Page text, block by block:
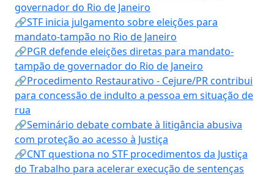
governador do Rio de Janeiro
🔗STF inicia julgamento sobre eleições para
mandato-tampão no Rio de Janeiro
🔗PGR defende eleições diretas para mandato-
tampão de governador do Rio de Janeiro
🔗Procedimento Restaurativo - Cejure/PR contribui
para concessão de indulto a pessoa em situação de
rua
🔗Seminário debate combate à litigância abusiva
com proteção ao acesso à Justiça
🔗CNT questiona no STF procedimentos da Justiça
do Trabalho para acelerar execução de sentenças